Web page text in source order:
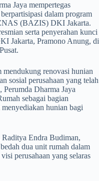
Jaya mempertegas
dalam program
(BAZIS) DKI Jakarta.
serta penyerahan kunci
Jakarta, Pramono Anung, di
mendukung renovasi hunian
sosial perusahaan yang telah
Perumda Dharma Jaya
sebagai bagian
hunian bagi
Endra Budiman,
dua unit rumah dalam
perusahaan yang selaras